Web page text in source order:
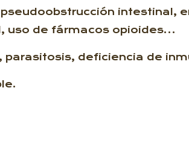
intestinal,
uso de fármacos opioides…
deficiencia de